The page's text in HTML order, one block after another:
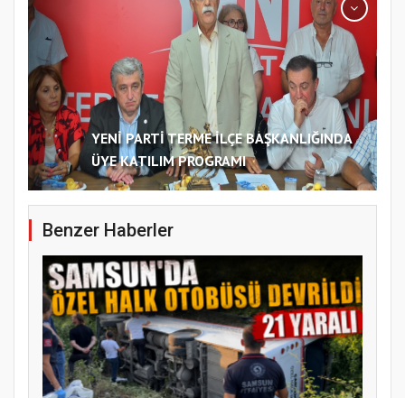
YENİ PARTİ TERME İLÇE BAŞKANLIĞINDA
ÜYE KATILIM PROGRAMI
Benzer Haberler